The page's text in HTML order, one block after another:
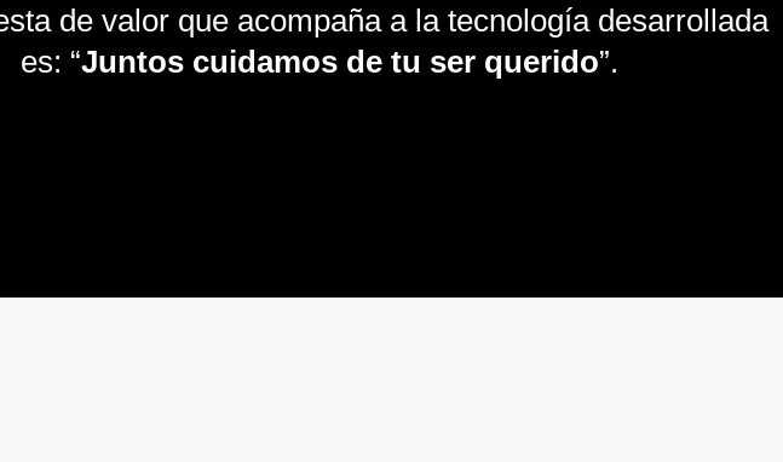
de valor que acompaña a la tecnología desarrollada
es: “Juntos cuidamos de tu ser querido”.